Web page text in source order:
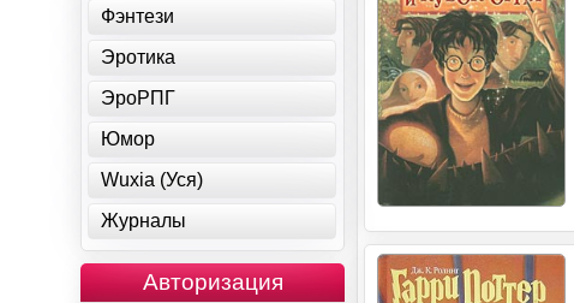
Фэнтези
Эротика
ЭроРПГ
Юмор
Wuxia (Уся)
Журналы
Авторизация